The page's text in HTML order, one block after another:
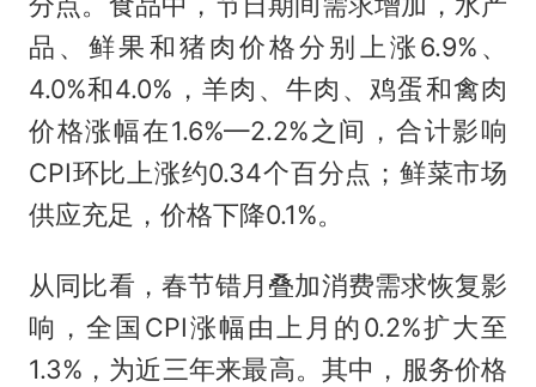
品、鲜果和猪肉价格分别上涨6.9%、
4.0%和4.0%，羊肉、牛肉、鸡蛋和禽肉
价格涨幅在1.6%—2.2%之间，合计影响
CPI环比上涨约0.34个百分点；鲜菜市场
供应充足，价格下降0.1%。
从同比看，春节错月叠加消费需求恢复影
响，全国CPI涨幅由上月的0.2%扩大至
1.3%，为近三年来最高。其中，服务价格